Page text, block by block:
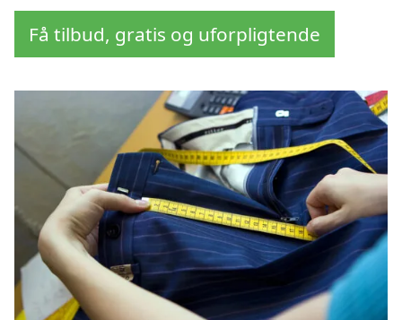
Få tilbud, gratis og uforpligtende